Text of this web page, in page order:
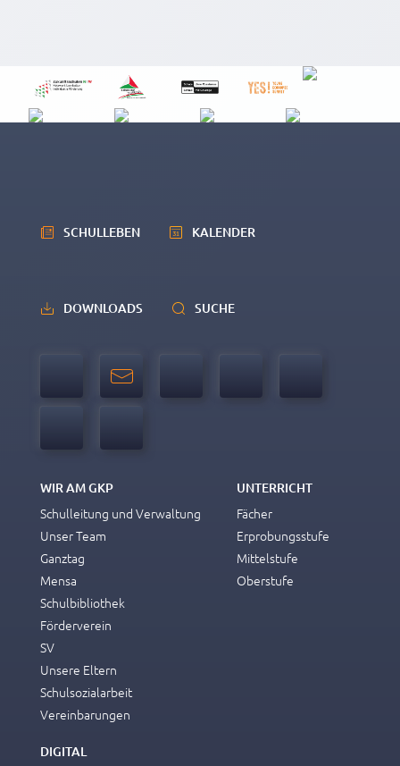
SCHULLEBEN KALENDER
DOWNLOADS SUCHE
WIR AM GKP
Schulleitung und Verwaltung
Unser Team
Ganztag
Mensa
Schulbibliothek
Förderverein
SV
Unsere Eltern
Schulsozialarbeit
Vereinbarungen
UNTERRICHT
Fächer
Erprobungsstufe
Mittelstufe
Oberstufe
DIGITAL